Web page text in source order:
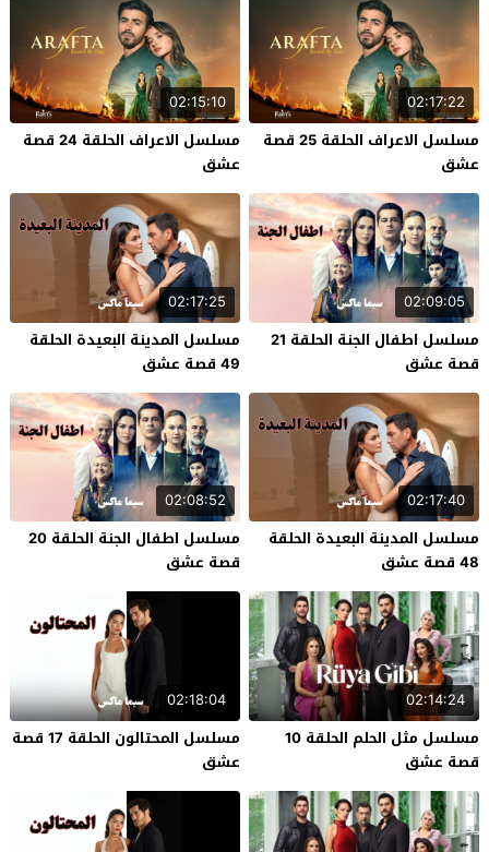
02:17:22
مسلسل الاعراف الحلقة 25 قصة
عشق
02:15:10
مسلسل الاعراف الحلقة 24 قصة
عشق
02:09:05
مسلسل اطفال الجنة الحلقة 21
قصة عشق
02:17:25
مسلسل المدينة البعيدة الحلقة
49 قصة عشق
02:17:40
مسلسل المدينة البعيدة الحلقة
48 قصة عشق
02:08:52
مسلسل اطفال الجنة الحلقة 20
قصة عشق
02:14:24
مسلسل مثل الحلم الحلقة 10
قصة عشق
02:18:04
مسلسل المحتالون الحلقة 17 قصة
عشق